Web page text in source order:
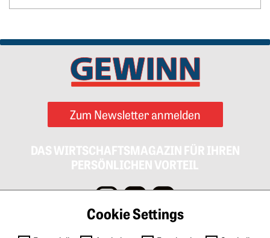
Zum Newsletter anmelden
DAS WIRTSCHAFTSMAGAZIN FÜR IHREN
PERSÖNLICHEN VORTEIL
Cookie Settings